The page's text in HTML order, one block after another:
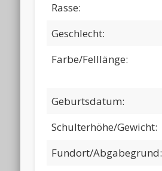
Rasse:
Geschlecht:
Farbe/Felllänge:
Geburtsdatum:
Schulterhöhe/Gewicht:
Fundort/Abgabegrund: